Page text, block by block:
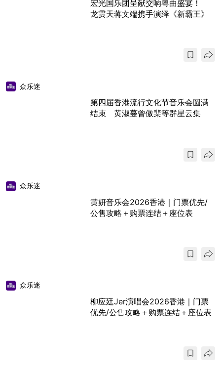
宏光国乐团呈献交响粤曲盛宴！
龙贯天蒋文端携手演绎《新霸王》
众乐迷
第四届香港流行文化节音乐会圆满
结束 黄淑蔓曾傲棐等群星云集
众乐迷
黄妍音乐会2026香港｜门票优先/
公售攻略＋购票连结＋座位表
众乐迷
柳应廷Jer演唱会2026香港｜门票
优先/公售攻略＋购票连结＋座位表